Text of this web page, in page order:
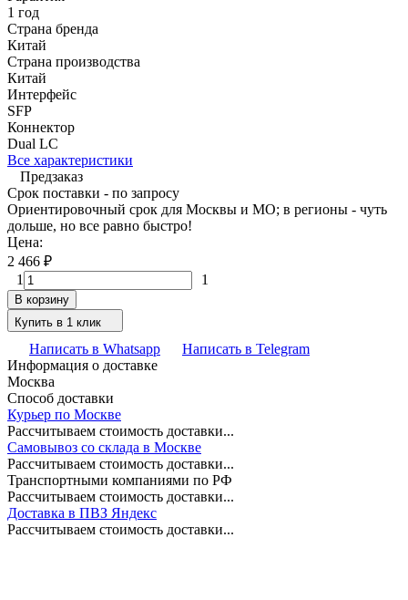
1 год
Страна бренда
Китай
Страна производства
Китай
Интерфейс
SFP
Коннектор
Dual LC
Все характеристики
Предзаказ
Срок поставки - по запросу
Ориентировочный срок для Москвы и МО; в регионы - чуть
дольше, но все равно быстро!
Цена:
2 466 ₽
1
1
В корзину
Купить в 1 клик
Написать в Whatsapp
Написать в Telegram
Информация о доставке
Москва
Способ доставки
Курьер по Москве
Рассчитываем стоимость доставки...
Самовывоз со склада в Москве
Рассчитываем стоимость доставки...
Транспортными компаниями по РФ
Рассчитываем стоимость доставки...
Доставка в ПВЗ Яндекс
Рассчитываем стоимость доставки...